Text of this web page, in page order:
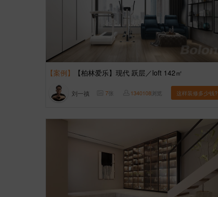
【案例】 【柏林爱乐】现代 跃层／loft 142㎡
刘一禛 7张 1340108浏览 这样装修多少钱?